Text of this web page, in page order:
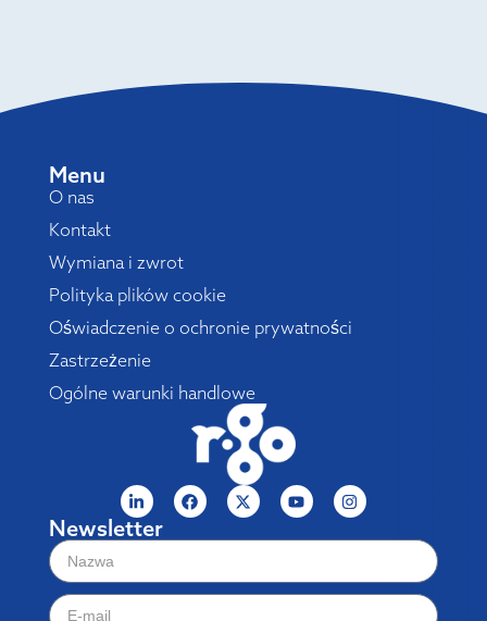
Menu
O nas
Kontakt
Wymiana i zwrot
Polityka plików cookie
Oświadczenie o ochronie prywatności
Zastrzeżenie
Ogólne warunki handlowe
Newsletter